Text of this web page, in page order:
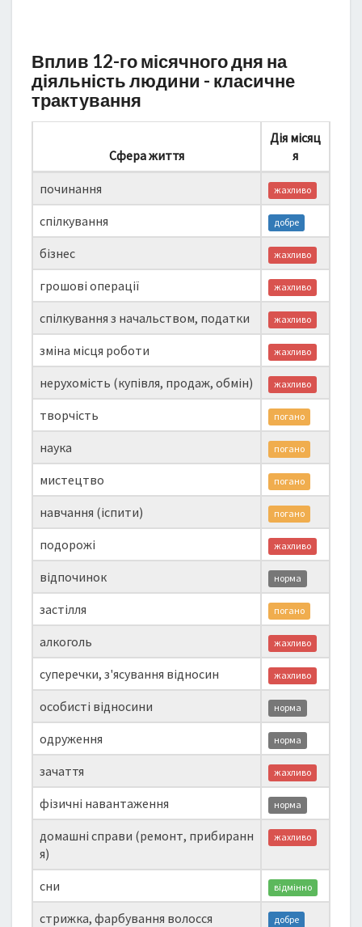
Вплив 12-го місячного дня на
діяльність людини - класичне
трактування
Сфера життя
Дія місяц
я
починання жахливо
спілкування добре
бізнес жахливо
грошові операції жахливо
спілкування з начальством, податки жахливо
зміна місця роботи жахливо
нерухомість (купівля, продаж, обмін) жахливо
творчість погано
наука погано
мистецтво погано
навчання (іспити) погано
подорожі жахливо
відпочинок норма
застілля погано
алкоголь жахливо
суперечки, з'ясування відносин жахливо
особисті відносини норма
одруження норма
зачаття жахливо
фізичні навантаження норма
домашні справи (ремонт, прибиранн
я)
жахливо
сни відмінно
стрижка, фарбування волосся добре